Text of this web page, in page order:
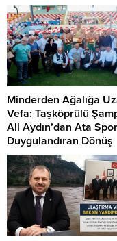
Minderden Ağalığa
Vefa: Taşköprülü
Ali Aydın’dan Ata
Duygulandıran Dönüş